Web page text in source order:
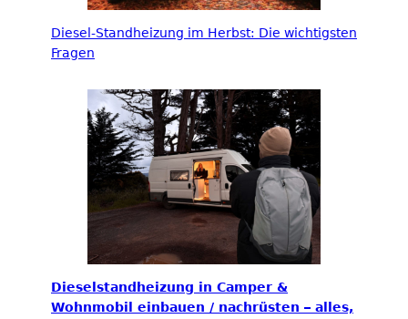
Diesel-Standheizung im Herbst: Die wichtigsten
Fragen
Dieselstandheizung in Camper &
Wohnmobil einbauen / nachrüsten – alles,